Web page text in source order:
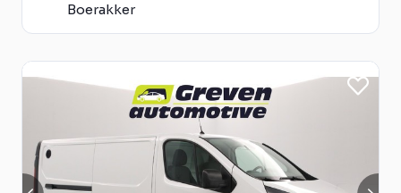
Boerakker